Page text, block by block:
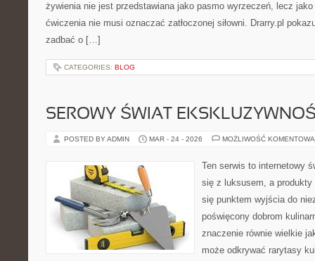
żywienia nie jest przedstawiana jako pasmo wyrzeczeń, lecz
ćwiczenia nie musi oznaczać zatłoczonej siłowni. Drarry.pl
zadbać o […]
CATEGORIES: BLOG
SEROWY ŚWIAT
POSTED BY ADMIN MAR - 24 - 2026 MOŻLIWOŚĆ
Ten serwis to internetowy
się z luksusem, a
się punktem wyjścia do
poświęcony dobrom
znaczenie równie wielkie
może odkrywać rarytasy